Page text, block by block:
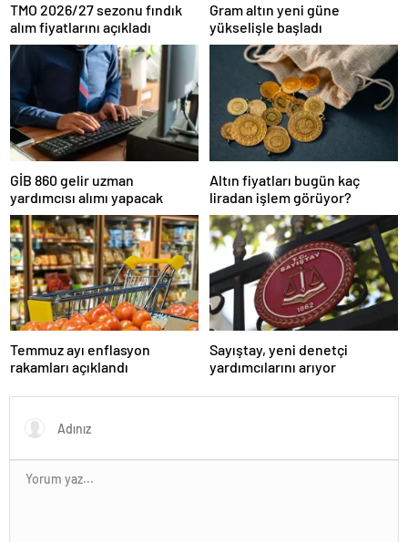
TMO 2026/27 sezonu fındık
alım fiyatlarını açıkladı
Gram altın yeni güne
yükselişle başladı
GİB 860 gelir uzman
yardımcısı alımı yapacak
Altın fiyatları bugün kaç
liradan işlem görüyor?
Temmuz ayı enflasyon
rakamları açıklandı
Sayıştay, yeni denetçi
yardımcılarını arıyor